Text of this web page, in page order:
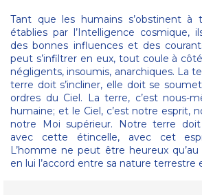
Tant que les humains s’obstinent à
établies par l’Intelligence cosmique,
des bonnes influences et des
peut s’infiltrer en eux, tout coule à
négligents, insoumis, anarchiques. La
terre doit s’incliner, elle doit se
ordres du Ciel. La terre, c’est nous-
humaine; et le Ciel, c’est notre esprit,
notre Moi supérieur. Notre terre doit
avec cette étincelle, avec cet
L’homme ne peut être heureux
en lui l’accord entre sa nature terrestre